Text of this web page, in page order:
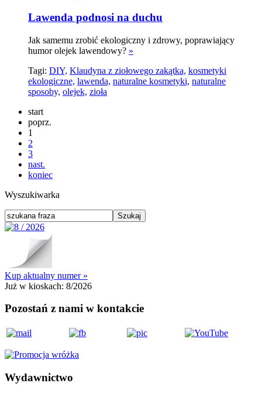
Lawenda podnosi na duchu
Jak samemu zrobić ekologiczny i zdrowy, poprawiający
humor olejek lawendowy? »
Tagi: DIY, Klaudyna z ziołowego zakątka, kosmetyki
ekologiczne, lawenda, naturalne kosmetyki, naturalne
sposoby, olejek, zioła
start
poprz.
1
2
3
nast.
koniec
Wyszukiwarka
Kup aktualny numer »
Już w kioskach: 8/2026
Pozostań z nami w kontakcie
Wydawnictwo